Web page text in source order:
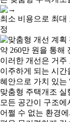
최소 비용으로 최대
정
약 260만 원을 통해
이러한 개선은 거주
이주하게 되는 시간
혜안으로 가치 있는
맞춤형 주택개조 실
모든 공간이 구조에
어쩔 수 없는 환경